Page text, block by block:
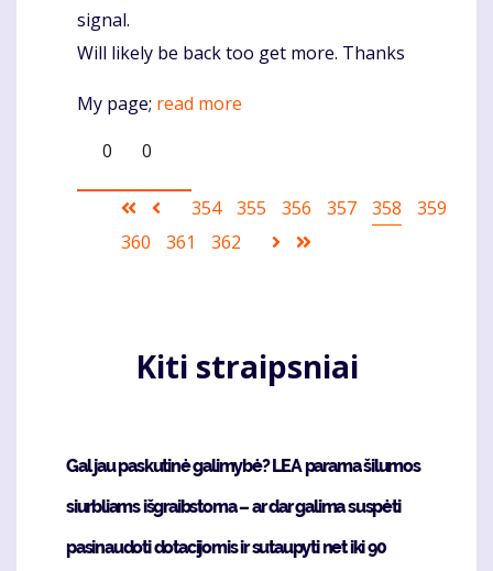
signal.
Will likely be back too get more. Thanks
My page; read more
0
0
Pagination
First
page
Ankstesnis
puslapis
Puslapis
354 Puslapis
355 Puslapis
356 Puslapis
357
Current
358 Puslapis
359
Puslapis
360 Puslapis
361 Puslapis
362
Sekantis
Kiti straipsniai
Gal jau paskutinė galimybė? LEA parama šilumos
siurbliams išgraibstoma – ar dar galima suspėti
pasinaudoti dotacijomis ir sutaupyti net iki 90